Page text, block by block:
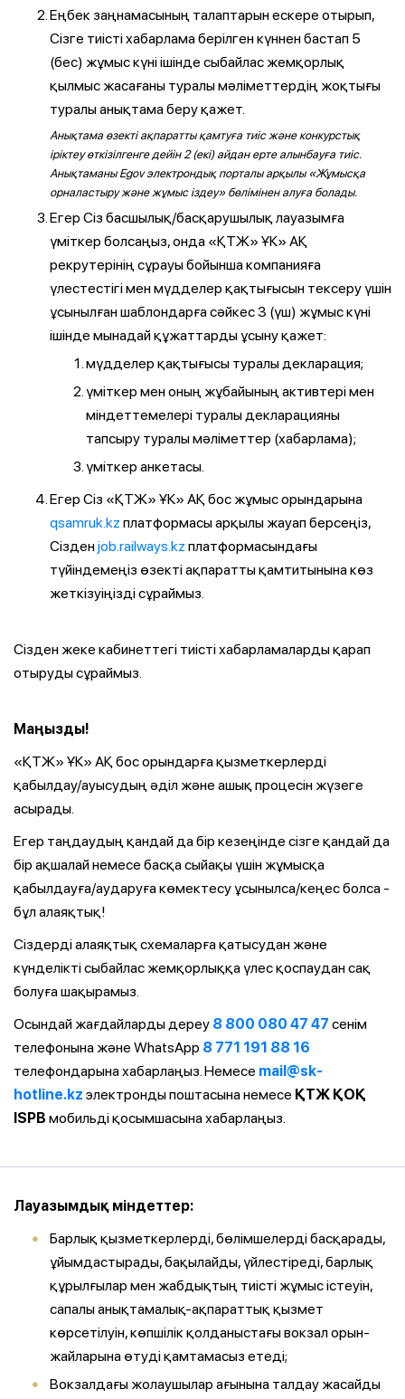
Еңбек заңнамасының талаптарын ескере отырып,
Сізге тиісті хабарлама берілген күннен бастап 5
(бес) жұмыс күні ішінде сыбайлас жемқорлық
қылмыс жасағаны туралы мәліметтердің жоқтығы
туралы анықтама беру қажет.
Анықтама өзекті ақпаратты қамтуға тиіс және конкурстық
іріктеу өткізілгенге дейін 2 (екі) айдан ерте алынбауға тиіс.
Анықтаманы Egov электрондық порталы арқылы «Жұмысқа
орналастыру және жұмыс іздеу» бөлімінен алуға болады.
Егер Сіз басшылық/басқарушылық лауазымға
үміткер болсаңыз, онда «ҚТЖ» ҰК» АҚ
рекрутерінің сұрауы бойынша компанияға
үлестестігі мен мүдделер қақтығысын тексеру үшін
ұсынылған шаблондарға сәйкес 3 (үш) жұмыс күні
ішінде мынадай құжаттарды ұсыну қажет:
мүдделер қақтығысы туралы декларация;
үміткер мен оның жұбайының активтері мен
міндеттемелері туралы декларацияны
тапсыру туралы мәліметтер (хабарлама);
үміткер анкетасы.
Егер Сіз «ҚТЖ» ҰК» АҚ бос жұмыс орындарына
qsamruk.kz платформасы арқылы жауап берсеңіз,
Сізденjob.railways.kz платформасындағы
түйіндемеңіз өзекті ақпаратты қамтитынына көз
жеткізуіңізді сұраймыз.
Сізден жеке кабинеттегі тиісті хабарламаларды қарап
отыруды сұраймыз.
Маңызды!
«ҚТЖ» ҰК» АҚ бос орындарға қызметкерлерді
қабылдау/ауысудың әділ және ашық процесін жүзеге
асырады.
Егер таңдаудың қандай да бір кезеңінде сізге қандай да
бір ақшалай немесе басқа сыйақы үшін жұмысқа
қабылдауға/аударуға көмектесу ұсынылса/кеңес болса -
бұл алаяқтық!
Сіздерді алаяқтық схемаларға қатысудан және
күнделікті сыбайлас жемқорлыққа үлес қоспаудан сақ
болуға шақырамыз.
Осындай жағдайларды дереу 8 800 080 47 47 сенім
телефонына және WhatsApp 8 771 191 88 16
телефондарына хабарлаңыз. Немесе mail@sk-
hotline.kz электронды поштасына немесе ҚТЖ ҚОҚ
ISPB мобильді қосымшасына хабарлаңыз.
Лауазымдық міндеттер:
Барлық қызметкерлерді, бөлімшелерді басқарады,
ұйымдастырады, бақылайды, үйлестіреді, барлық
құрылғылар мен жабдықтың тиісті жұмыс істеуін,
сапалы анықтамалық-ақпараттық қызмет
көрсетілуін, көпшілік қолданыстағы вокзал орын-
жайларына өтуді қамтамасыз етеді;
Вокзалдағы жолаушылар ағынына талдау жасайды